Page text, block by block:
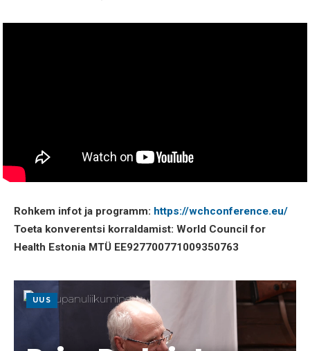
Rohkem infot ja programm: https://wchconference.eu/
Toeta konverentsi korraldamist: World Council for
Health Estonia MTÜ EE927700771009350763
UUS